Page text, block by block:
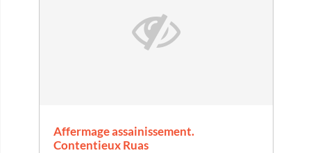
Affermage assainissement.
Contentieux Ruas